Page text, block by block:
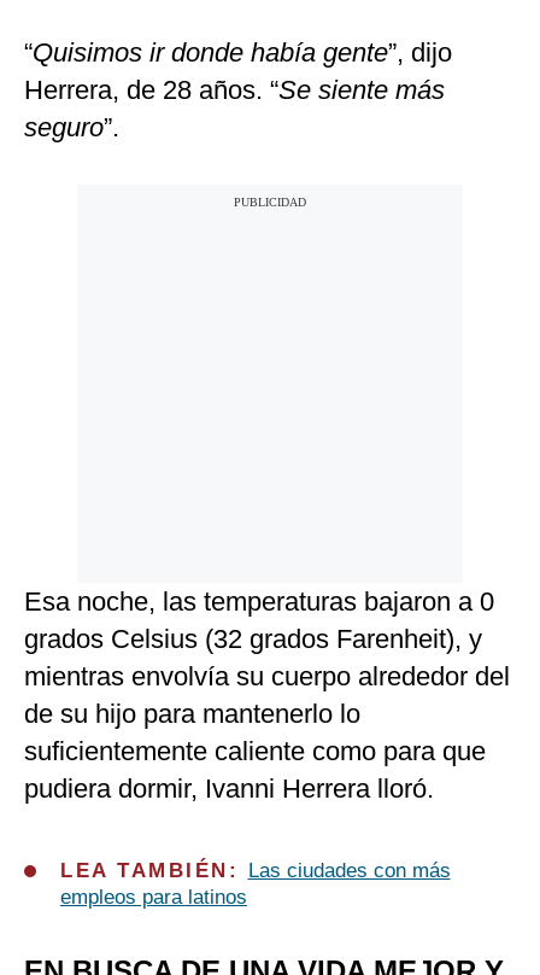
“Quisimos ir donde había gente”, dijo
Herrera, de 28 años. “Se siente más
seguro”.
Esa noche, las temperaturas bajaron a 0
grados Celsius (32 grados Farenheit), y
mientras envolvía su cuerpo alrededor del
de su hijo para mantenerlo lo
suficientemente caliente como para que
pudiera dormir, Ivanni Herrera lloró.
LEA TAMBIÉN:
Las ciudades con más
empleos para latinos